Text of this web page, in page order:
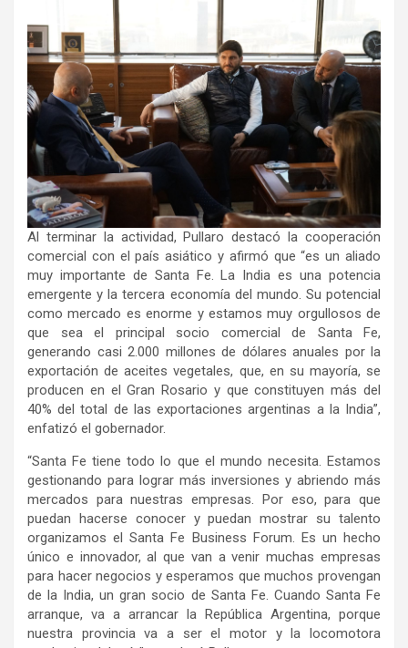
Al terminar la actividad, Pullaro destacó la cooperación
comercial con el país asiático y afirmó que “es un aliado
muy importante de Santa Fe. La India es una potencia
emergente y la tercera economía del mundo. Su potencial
como mercado es enorme y estamos muy orgullosos de
que sea el principal socio comercial de Santa Fe,
generando casi 2.000 millones de dólares anuales por la
exportación de aceites vegetales, que, en su mayoría, se
producen en el Gran Rosario y que constituyen más del
40% del total de las exportaciones argentinas a la India”,
enfatizó el gobernador.
“Santa Fe tiene todo lo que el mundo necesita. Estamos
gestionando para lograr más inversiones y abriendo más
mercados para nuestras empresas. Por eso, para que
puedan hacerse conocer y puedan mostrar su talento
organizamos el Santa Fe Business Forum. Es un hecho
único e innovador, al que van a venir muchas empresas
para hacer negocios y esperamos que muchos provengan
de la India, un gran socio de Santa Fe. Cuando Santa Fe
arranque, va a arrancar la República Argentina, porque
nuestra provincia va a ser el motor y la locomotora